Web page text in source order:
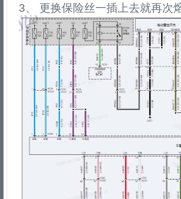
3、 更换保险丝一插上去就再次